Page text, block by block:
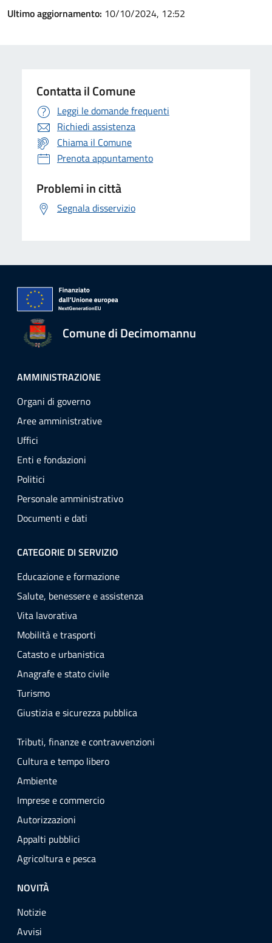
Ultimo aggiornamento: 10/10/2024, 12:52
Contatta il Comune
Leggi le domande frequenti
Richiedi assistenza
Chiama il Comune
Prenota appuntamento
Problemi in città
Segnala disservizio
Comune di Decimomannu
AMMINISTRAZIONE
Organi di governo
Aree amministrative
Uffici
Enti e fondazioni
Politici
Personale amministrativo
Documenti e dati
CATEGORIE DI SERVIZIO
Educazione e formazione
Salute, benessere e assistenza
Vita lavorativa
Mobilità e trasporti
Catasto e urbanistica
Anagrafe e stato civile
Turismo
Giustizia e sicurezza pubblica
Tributi, finanze e contravvenzioni
Cultura e tempo libero
Ambiente
Imprese e commercio
Autorizzazioni
Appalti pubblici
Agricoltura e pesca
NOVITÀ
Notizie
Avvisi